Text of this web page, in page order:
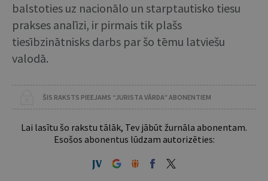
balstoties uz nacionālo un starptautisko tiesu
prakses analīzi, ir pirmais tik plašs
tiesībzinātnisks darbs par šo tēmu latviešu
valodā.
ŠIS RAKSTS PIEEJAMS “JURISTA VĀRDA” ABONENTIEM
Lai lasītu šo rakstu tālāk, Tev jābūt žurnāla abonentam.
Esošos abonentus lūdzam autorizēties: